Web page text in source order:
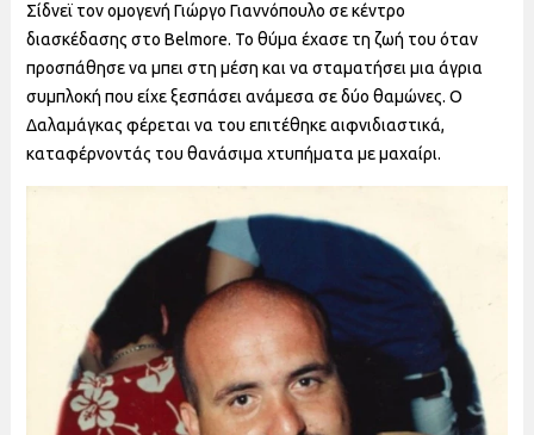
Σίδνεϊ τον ομογενή Γιώργο Γιαννόπουλο σε κέντρο
διασκέδασης στο Belmore. Το θύμα έχασε τη ζωή του όταν
προσπάθησε να μπει στη μέση και να σταματήσει μια άγρια
συμπλοκή που είχε ξεσπάσει ανάμεσα σε δύο θαμώνες. Ο
Δαλαμάγκας φέρεται να του επιτέθηκε αιφνιδιαστικά,
καταφέρνοντάς του θανάσιμα χτυπήματα με μαχαίρι.